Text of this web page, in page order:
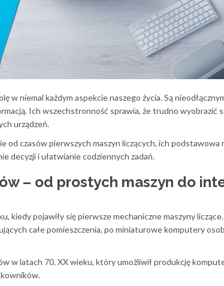
w niemal każdym aspekcie naszego życia. Są
Ich wszechstronność sprawia, że trudno wyobrazić
urządzeń.
od czasów pierwszych maszyn liczących, ich podstawowa
decyzji i ułatwianie codziennych zadań.
– od prostych maszyn do
kiedy pojawiły się pierwsze mechaniczne maszyny
całe pomieszczenia, po miniaturowe komputery
w latach 70. XX wieku, który umożliwił produkcję